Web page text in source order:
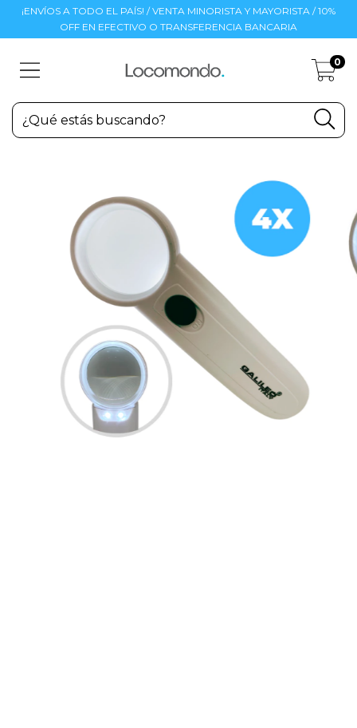
¡ENVÍOS A TODO EL PAÍS! / VENTA MINORISTA Y MAYORISTA / 10%
OFF EN EFECTIVO O TRANSFERENCIA BANCARIA
0